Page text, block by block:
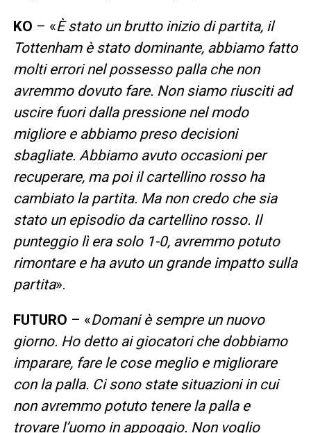
KO – «È stato un brutto inizio di partita, il
Tottenham è stato dominante, abbiamo fatto
molti errori nel possesso palla che non
avremmo dovuto fare. Non siamo riusciti ad
uscire fuori dalla pressione nel modo
migliore e abbiamo preso decisioni
sbagliate. Abbiamo avuto occasioni per
recuperare, ma poi il cartellino rosso ha
cambiato la partita. Ma non credo che sia
stato un episodio da cartellino rosso. Il
punteggio lì era solo 1-0, avremmo potuto
rimontare e ha avuto un grande impatto sulla
partita».
FUTURO – «Domani è sempre un nuovo
giorno. Ho detto ai giocatori che dobbiamo
imparare, fare le cose meglio e migliorare
con la palla. Ci sono state situazioni in cui
non avremmo potuto tenere la palla e
trovare l’uomo in appoggio. Non voglio